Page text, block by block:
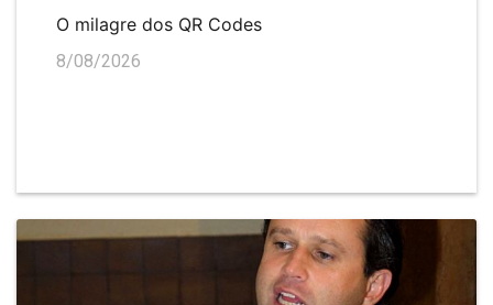
O milagre dos QR Codes
8/08/2026